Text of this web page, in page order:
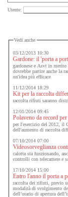
Utente:
Vedi anche
03/12/2013 10:30
Gardone: il 'porta a
gardonese e Asvt in merito
dovrebbe partire anche la
un'idea più efficace
11/12/2014 18:29
Kit per la raccolta
raccolta rifiuti saranno
12/01/2014 09:45
Polaveno da record
per l'esercizio del 2012, il
dell'aumento di raccolta
07/10/2014 07:00
Videosorveglianza
calotta sta funzionando,
controlli con telecamere e
17/10/2014 15:00
Entro l'anno il porta a
raccolta dei rifiuti, previo
modalità di svolgimento
dell’orario di apertura